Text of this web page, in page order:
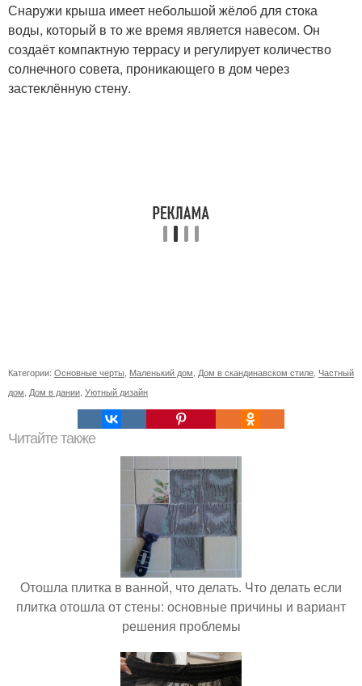
Снаружи крыша имеет небольшой жёлоб для стока
воды, который в то же время является навесом. Он
создаёт компактную террасу и регулирует количество
солнечного совета, проникающего в дом через
застеклённую стену.
Категории: Основные черты Маленький дом Дом в скандинавском стиле Частный
дом Дом в дании Уютный дизайн
Читайте также
Отошла плитка в ванной, что делать. Что делать если
плитка отошла от стены: основные причины и вариант
решения проблемы